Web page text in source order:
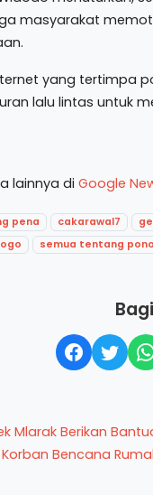
masyarakat
yang tertimpa
lalu lintas untuk
lainnya di Google
pena cakarawal7
semua tentang
Mlarak Berikan
Bencana